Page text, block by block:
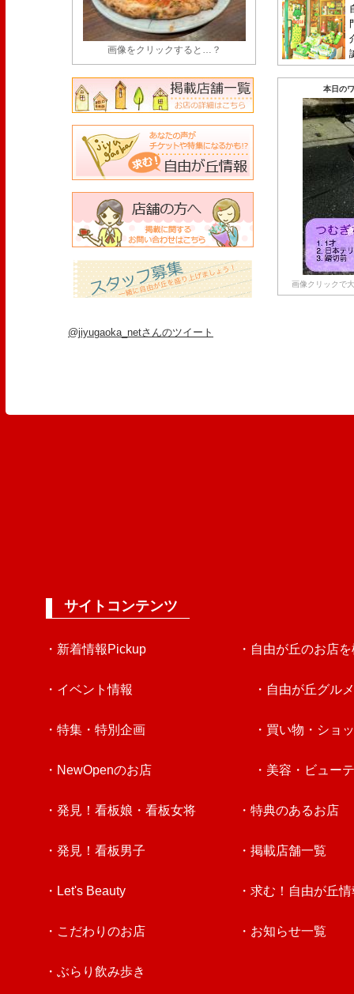
画像をクリックすると…？
本日の
画像クリックで
@jiyugaoka_netさんのツイート
サイトコンテンツ
・新着情報Pickup
・イベント情報
・特集・特別企画
・NewOpenのお店
・発見！看板娘・看板女将
・発見！看板男子
・Let's Beauty
・こだわりのお店
・ぶらり飲み歩き
・自由が丘のお店
・自由が丘グルメ
・買い物・ショ
・美容・ビュー
・特典のあるお店
・掲載店舗一覧
・求む！自由が丘
・お知らせ一覧